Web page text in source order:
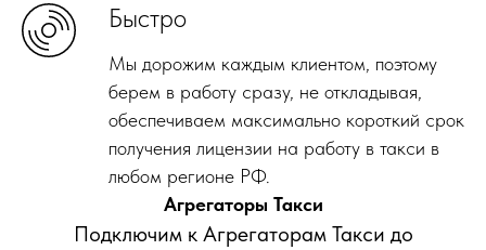
Быстро
Мы дорожим каждым клиентом, поэтому
берем в работу сразу, не откладывая,
обеспечиваем максимально короткий срок
получения лицензии на работу в такси в
любом регионе РФ.
Агрегаторы Такси
Подключим к Агрегаторам Такси до